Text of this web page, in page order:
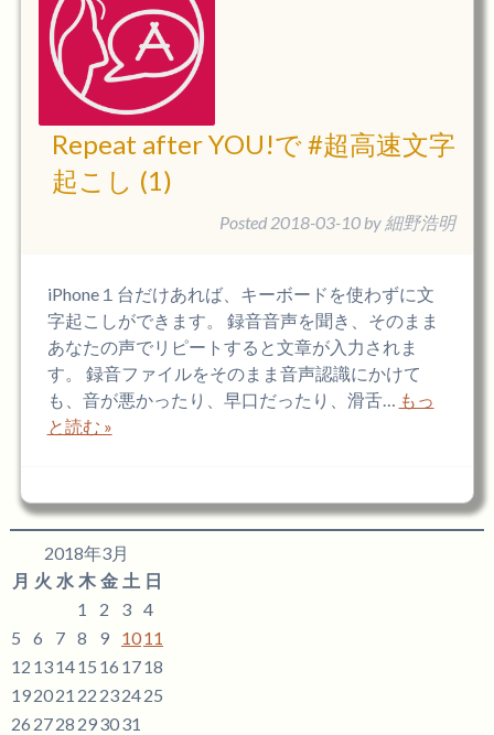
Repeat after YOU!で #超高速文字
起こし (1)
Posted 2018-03-10 by 細野浩明
iPhone１台だけあれば、キーボードを使わずに文
字起こしができます。 録音音声を聞き、そのまま
あなたの声でリピートすると文章が入力されま
す。 録音ファイルをそのまま音声認識にかけて
も、音が悪かったり、早口だったり、滑舌… もっ
と読む »
2018年3月
月 火 水 木 金 土 日
1
2 3 4
5
6 7 8 9 1011
12 131415 16 1718
192021 22 232425
26 2728 293031